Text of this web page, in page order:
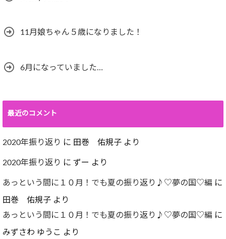
11月娘ちゃん５歳になりました！
6月になっていました…
最近のコメント
2020年振り返り に 田巻 佑規子 より
2020年振り返り に ずー より
あっという間に１０月！でも夏の振り返り♪♡夢の国♡編 に
田巻 佑規子 より
あっという間に１０月！でも夏の振り返り♪♡夢の国♡編 に
みずさわ ゆうこ より